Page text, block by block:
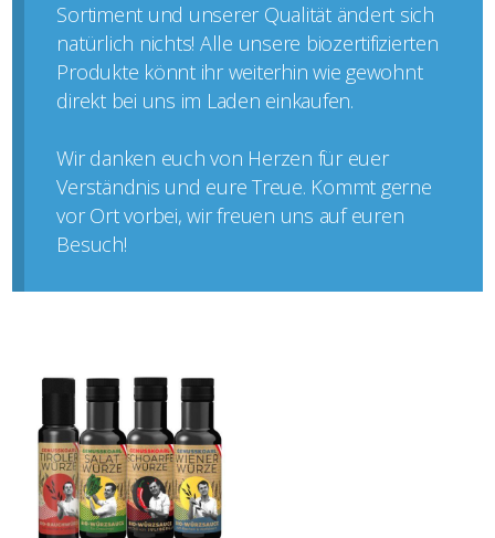
Sortiment und unserer Qualität ändert sich
natürlich nichts! Alle unsere biozertifizierten
Produkte könnt ihr weiterhin wie gewohnt
direkt bei uns im Laden einkaufen.
Wir danken euch von Herzen für euer
Verständnis und eure Treue. Kommt gerne
vor Ort vorbei, wir freuen uns auf euren
Besuch!